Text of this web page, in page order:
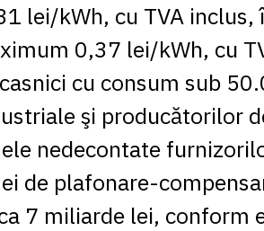
lei/kWh, cu TVA
0,37 lei/kWh, cu
cu consum sub
şi producătorilor
nedecontate
de plafonare-
7 miliarde lei, conform